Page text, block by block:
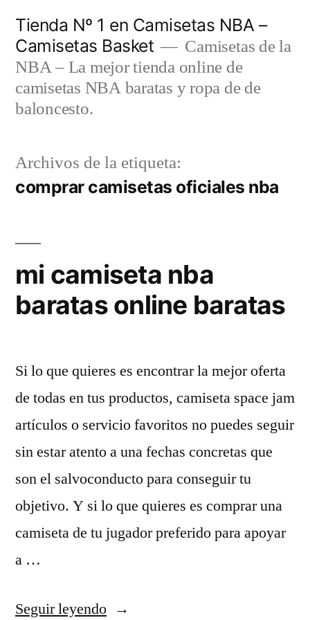
contenido
Tienda Nº 1 en Camisetas NBA –
Camisetas Basket
Camisetas de la
NBA – La mejor tienda online de
camisetas NBA baratas y ropa de de
baloncesto.
Archivos de la etiqueta:
comprar camisetas oficiales nba
mi camiseta nba
baratas online baratas
Si lo que quieres es encontrar la mejor oferta
de todas en tus productos, camiseta space jam
artículos o servicio favoritos no puedes seguir
sin estar atento a una fechas concretas que
son el salvoconducto para conseguir tu
objetivo. Y si lo que quieres es comprar una
camiseta de tu jugador preferido para apoyar
a …
Seguir leyendo«mi